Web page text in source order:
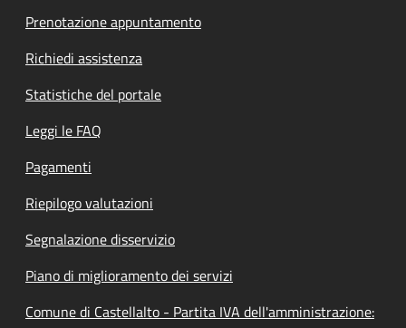
Prenotazione appuntamento
Richiedi assistenza
Statistiche del portale
Leggi le FAQ
Pagamenti
Riepilogo valutazioni
Segnalazione disservizio
Piano di miglioramento dei servizi
Comune di Castellalto - Partita IVA dell'amministrazione: